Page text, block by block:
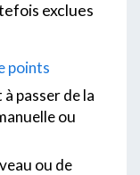
exclues
points
passer de la
ou
ou de